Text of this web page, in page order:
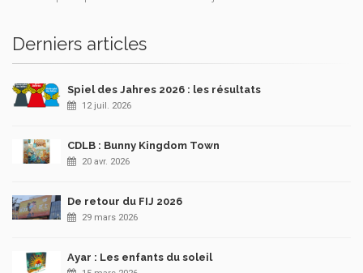
Derniers articles
Spiel des Jahres 2026 : les résultats
12 juil. 2026
CDLB : Bunny Kingdom Town
20 avr. 2026
De retour du FIJ 2026
29 mars 2026
Ayar : Les enfants du soleil